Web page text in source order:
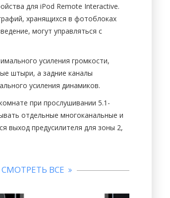
для iPod Remote Interactive.
хранящихся в фотоблоках
могут управляться с
усиления громкости,
штыри, а задние каналы
усиления динамиков.
при прослушивании 5.1-
отдельные многоканальные и
выход предусилителя для зоны 2,
СМОТРЕТЬ ВСЕ